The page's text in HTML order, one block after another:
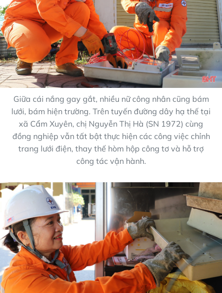
Giữa cái nắng gay gắt, nhiều nữ công nhân cũng bám
lưới, bám hiện trường. Trên tuyến đường dây hạ thế tại
xã Cẩm Xuyên, chị Nguyễn Thị Hà (SN 1972) cùng
đồng nghiệp vẫn tất bật thực hiện các công việc chỉnh
trang lưới điện, thay thế hòm hộp công tơ và hỗ trợ
công tác vận hành.